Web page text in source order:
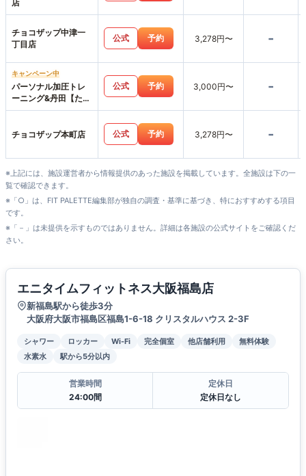
店
チョコザップ中津一
丁目店
公式 予約 3,278円〜 -
キャンペーン中
パーソナル加圧トレ
ーニング&丹田【たん
でん】波動整体スタ
ツニニナナ-
公式 予約 3,000円〜 -
チョコザップ本町店 公式 予約 3,278円〜 -
※上記には、施設運営者から情報提供のあった施設を掲載しています。全施設は下の一
覧で確認できます。
※「○」は、FIT PALETTE編集部が独自の調査・基準に基づき、特におすすめする項目
です。
※「－」は未提供を示すものではありません。詳細は各施設の公式サイトをご確認くだ
さい。
エニタイムフィットネス大阪福島店
新福島駅から徒歩3分
大阪府大阪市福島区福島1-6-18 クリスタルハウス 2-3F
シャワー ロッカー Wi-Fi 完全個室 他店舗利用
無料体験
水素水
駅から5分以内
営業時間
24:00間
定休日
定休日なし